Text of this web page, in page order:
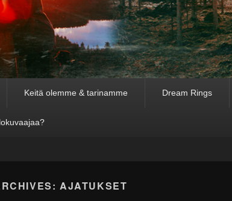
Keitä olemme & tarinamme Dream Rings
AJATUKSET